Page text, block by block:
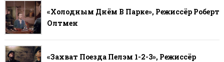
«Холодным Днём В Парке», Режиссёр Роберт
Олтмен
«Захват Поезда Пелэм 1-2-3», Режиссёр